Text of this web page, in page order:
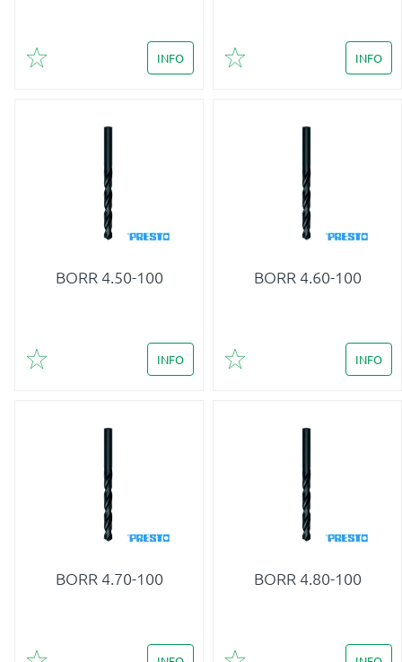
Lägg till i favoriter
INFO
Lägg till i favoriter
INFO
BORR 4.50-100
Lägg till i favoriter
INFO
BORR 4.60-100
Lägg till i favoriter
INFO
BORR 4.70-100 BORR 4.80-100